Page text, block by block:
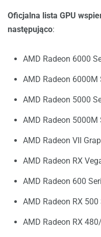
Oficjalna lista GPU
następująco:
AMD Radeon 6000
AMD Radeon 6000M
AMD Radeon 5000
AMD Radeon 5000M
AMD Radeon VII
AMD Radeon RX
AMD Radeon 600
AMD Radeon RX 500
AMD Radeon RX